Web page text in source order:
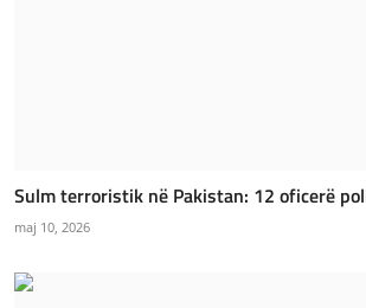
Sulm terroristik në Pakistan: 12 oficerë
maj 10, 2026